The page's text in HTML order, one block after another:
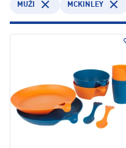
MUŽI MCKINLEY